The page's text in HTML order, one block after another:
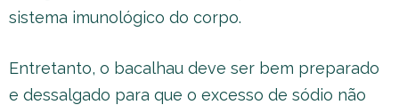
sistema imunológico do corpo.
Entretanto, o bacalhau deve ser bem preparado
e dessalgado para que o excesso de sódio não